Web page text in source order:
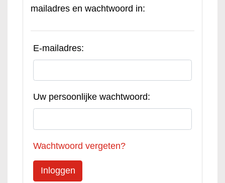
mailadres en wachtwoord in:
E-mailadres:
Uw persoonlijke wachtwoord:
Wachtwoord vergeten?